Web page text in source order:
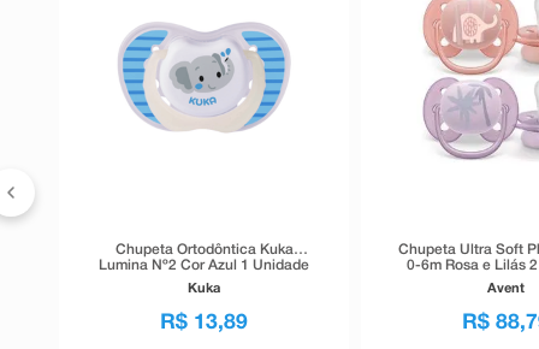
Chupeta Ortodôntica Kuka
Lumina Nº2 Cor Azul 1 Unidade
Kuka
R$ 13,89
Chupeta Ultra Soft
0-6m Rosa e Lilás
Avent
R$ 88,